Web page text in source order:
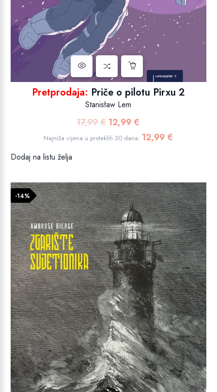
Pretprodaja: Priče o pilotu Pirxu 2
Stanisław Lem
17,99€ Izvorna
cijena
12,99 €
cijena
Najniža cijena u proteklih 30 dana: 12,99 €
Dodaj na listu želja
-14%